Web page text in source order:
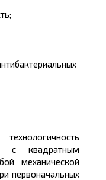
с квадратным
механической
первоначальных